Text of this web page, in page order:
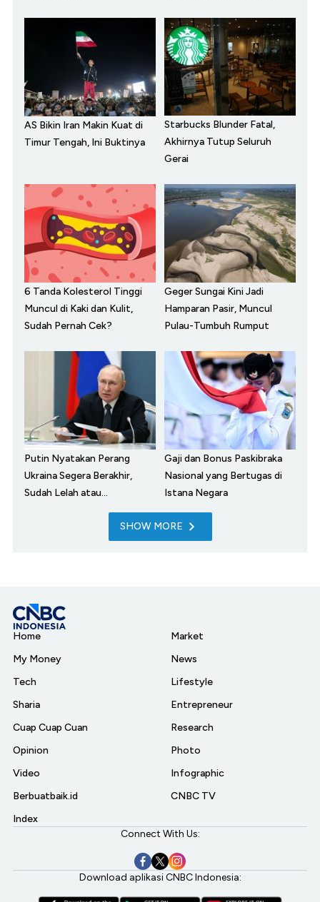
AS Bikin Iran Makin Kuat di
Timur Tengah, Ini Buktinya
Starbucks Blunder Fatal,
Akhirnya Tutup Seluruh
Gerai
6 Tanda Kolesterol Tinggi
Muncul di Kaki dan Kulit,
Sudah Pernah Cek?
Geger Sungai Kini Jadi
Hamparan Pasir, Muncul
Pulau-Tumbuh Rumput
Putin Nyatakan Perang
Ukraina Segera Berakhir,
Sudah Lelah atau...
Gaji dan Bonus Paskibraka
Nasional yang Bertugas di
Istana Negara
SHOW MORE
Home
My Money
Tech
Sharia
Cuap Cuap Cuan
Opinion
Video
Berbuatbaik.id
Index
Market
News
Lifestyle
Entrepreneur
Research
Photo
Infographic
CNBC TV
Connect With Us:
Download aplikasi CNBC Indonesia: